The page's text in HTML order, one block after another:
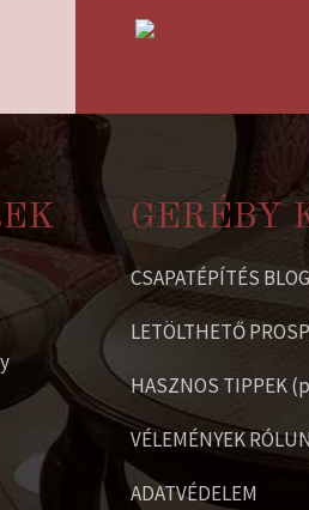
GERÉBY
CSAPATÉPÍTÉS BLOG
LETÖLTHETŐ
HASZNOS TIPPEK
VÉLEMÉNYEK
ADATVÉDELEM